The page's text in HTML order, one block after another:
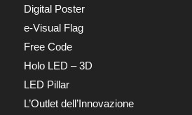
Digital Poster
e-Visual Flag
Free Code
Holo LED – 3D
LED Pillar
L’Outlet dell’Innovazione